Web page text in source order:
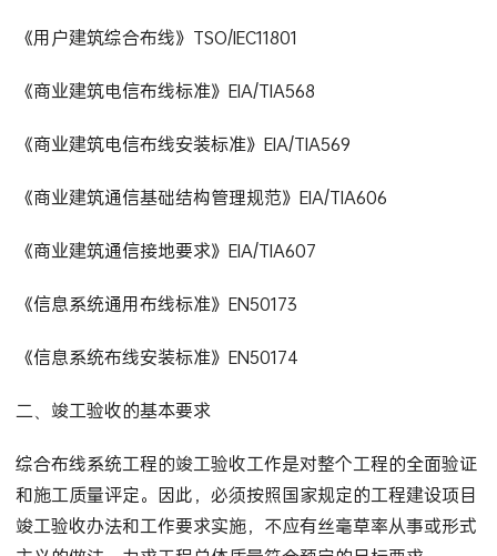
《用户建筑综合布线》TSO/IEC11801
《商业建筑电信布线标准》EIA/TIA568
《商业建筑电信布线安装标准》EIA/TIA569
《商业建筑通信基础结构管理规范》EIA/TIA606
《商业建筑通信接地要求》EIA/TIA607
《信息系统通用布线标准》EN50173
《信息系统布线安装标准》EN50174
二、竣工验收的基本要求
综合布线系统工程的竣工验收工作是对整个工程的全面验证
和施工质量评定。因此，必须按照国家规定的工程建设项目
竣工验收办法和工作要求实施，不应有丝毫草率从事或形式